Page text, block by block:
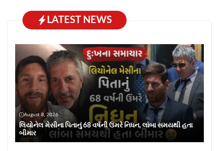
LATEST NEWS
August 8, 2026
લિયોનેલ મેસીના પિતાનું 68 વર્ષની ઉંમરે નિધન, લાંબા સમયથી હતા
બીમાર